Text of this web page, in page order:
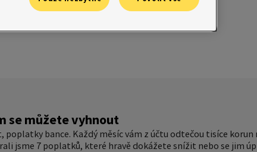
se můžete vyhnout
bance. Každý měsíc vám z účtu odtečou tisíce korun
jsme 7 poplatků, které hravě dokážete snížit nebo se jim